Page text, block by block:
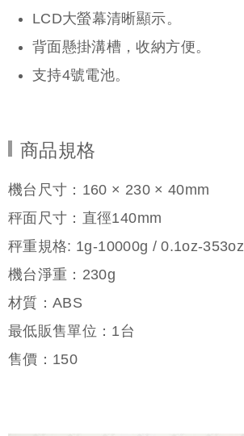
LCD大螢幕清晰顯示。
背面懸掛溝槽，收納方便。
支持4號電池。
商品規格
機台尺寸：160 × 230 × 40mm
秤面尺寸：直徑140mm
秤重規格: 1g-10000g / 0.1oz-353oz
機台淨重：230g
材質：ABS
最低販售單位：1台
售價： 150